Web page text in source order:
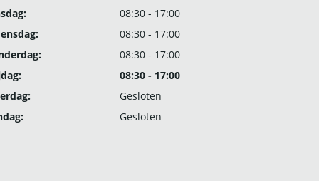
08:30 - 17:00
08:30 - 17:00
08:30 - 17:00
08:30 - 17:00
Gesloten
Gesloten